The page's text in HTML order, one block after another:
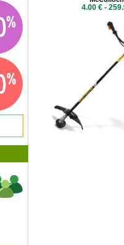
4.00 € -